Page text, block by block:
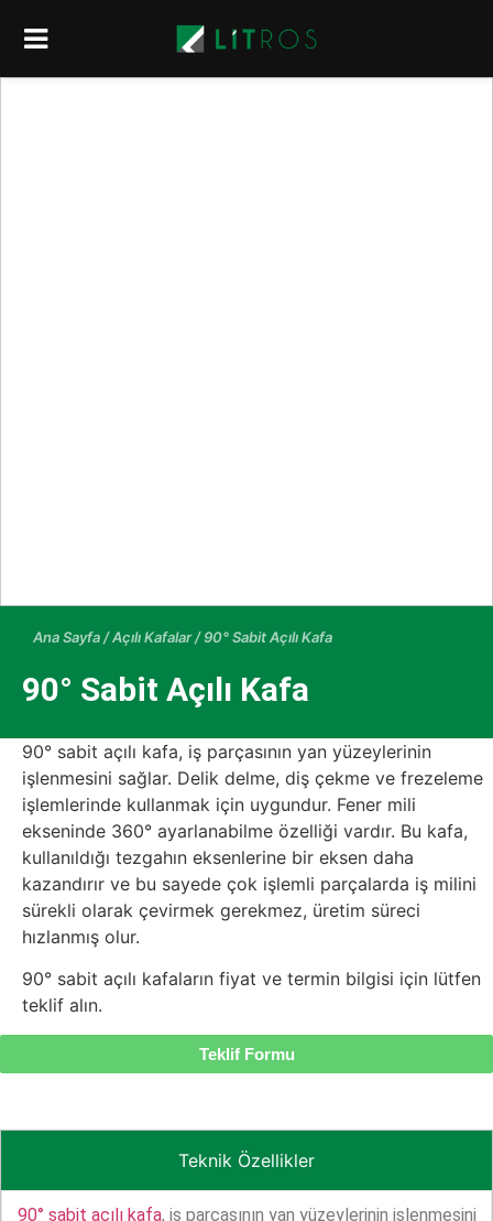
Ana Sayfa/Açılı Kafalar/ 90° Sabit Açılı Kafa
90° Sabit Açılı Kafa
90° sabit açılı kafa, iş parçasının yan yüzeylerinin
işlenmesini sağlar. Delik delme, diş çekme ve frezeleme
işlemlerinde kullanmak için uygundur. Fener mili
ekseninde 360° ayarlanabilme özelliği vardır. Bu kafa,
kullanıldığı tezgahın eksenlerine bir eksen daha
kazandırır ve bu sayede çok işlemli parçalarda iş milini
sürekli olarak çevirmek gerekmez, üretim süreci
hızlanmış olur.
90° sabit açılı kafaların fiyat ve termin bilgisi için lütfen
teklif alın.
Teklif Formu
Teknik Özellikler
90° sabit açılı kafa, iş parçasının yan yüzeylerinin işlenmesini